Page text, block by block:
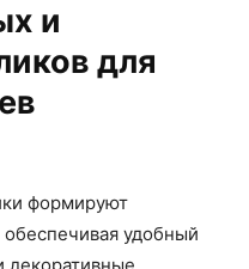
и
для
формируют
удобный